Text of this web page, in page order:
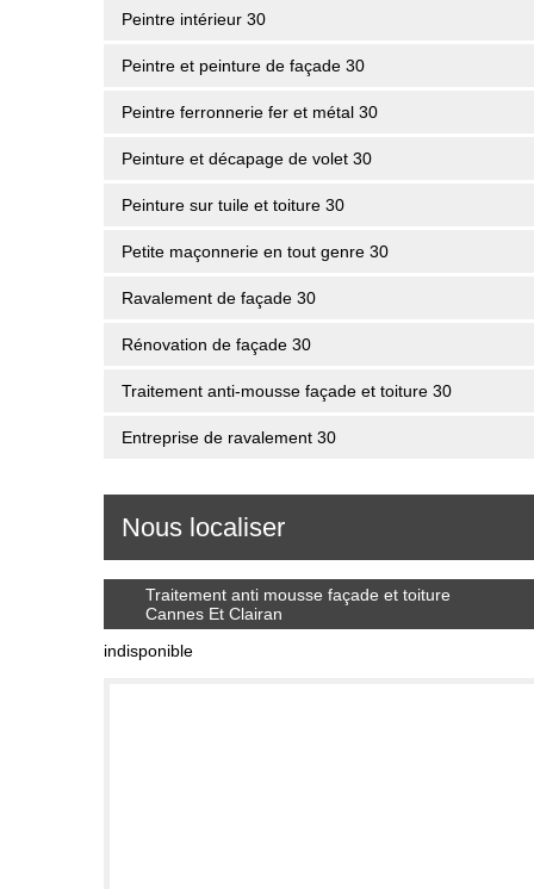
Peintre intérieur 30
Peintre et peinture de façade 30
Peintre ferronnerie fer et métal 30
Peinture et décapage de volet 30
Peinture sur tuile et toiture 30
Petite maçonnerie en tout genre 30
Ravalement de façade 30
Rénovation de façade 30
Traitement anti-mousse façade et toiture 30
Entreprise de ravalement 30
Nous localiser
Traitement anti mousse façade et toiture
Cannes Et Clairan
indisponible